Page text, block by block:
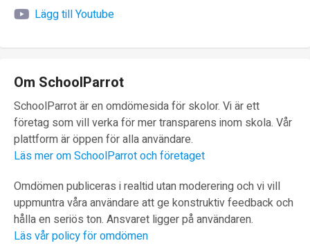
Lägg till Youtube
Om SchoolParrot
SchoolParrot är en omdömesida för skolor. Vi är ett
företag som vill verka för mer transparens inom skola. Vår
plattform är öppen för alla användare.
Läs mer om SchoolParrot och företaget
Omdömen publiceras i realtid utan moderering och vi vill
uppmuntra våra användare att ge konstruktiv feedback och
hålla en seriös ton. Ansvaret ligger på användaren.
Läs vår policy för omdömen